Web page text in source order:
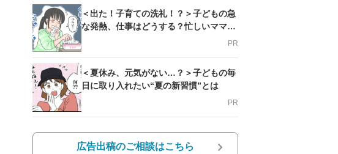
＜出た！子育ての洗礼！？＞子どもの急
な発熱、仕事はどうする？忙しいママを
PR
＜夏休み、元気がない…？＞子どもの毎
日に取り入れたい“夏の新習慣”とは
PR
広告出稿のご相談はこちら